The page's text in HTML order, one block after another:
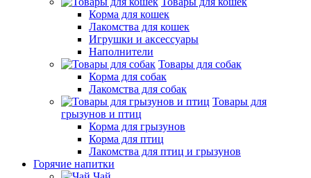
Корма для кошек
Лакомства для кошек
Игрушки и аксессуары
Наполнители
Товары для собак
Корма для собак
Лакомства для собак
Товары для
грызунов и птиц
Корма для грызунов
Корма для птиц
Лакомства для птиц и грызунов
Горячие напитки